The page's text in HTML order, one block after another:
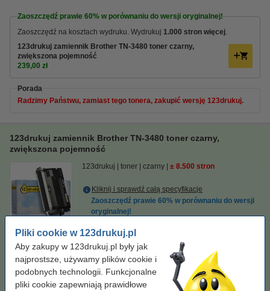
Pliki cookie w 123drukuj.pl
Aby zakupy w 123drukuj.pl były jak
najprostsze, używamy plików cookie i
podobnych technologii. Funkcjonalne
pliki cookie zapewniają prawidłowe
Zaoszczędź prawie 60% w porównaniu do wersji oryginalnej!
Zaoszczędź na kosztach wydruku. Wydrukuj 1.000 stron więcej.
123drukuj zamiennik Brother TN-3480 toner czarny,
zwiększona pojemność
239,00 zł
Porada
Radzimy Państwu, zamiast tego tonera, zakupić wersję 123drukuj.
123drukuj zamiennik Brother TN-3480 toner czarny,
zwiększona pojemność
123drukuj toner czarny ± 8.500 stron
Kliknij i sprawdź całą specyfikacje
Zaoszczędź prawie 60% w porównaniu do wersji
oryginalnej!
Zamów na poniedziałek
Za stronę 0,03 zł
239,00 zł Zamawiam